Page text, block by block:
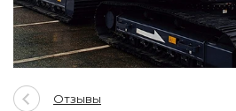
Отзывы